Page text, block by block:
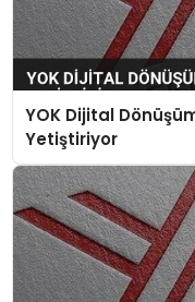
YOK Dijital
Yetiştiriyor